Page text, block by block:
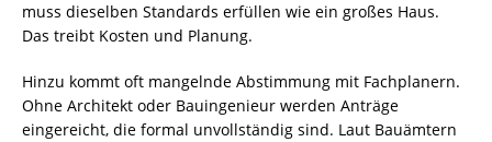
muss dieselben Standards erfüllen wie ein großes Haus.
Das treibt Kosten und Planung.
Hinzu kommt oft mangelnde Abstimmung mit Fachplanern.
Ohne Architekt oder Bauingenieur werden Anträge
eingereicht, die formal unvollständig sind. Laut Bauämtern